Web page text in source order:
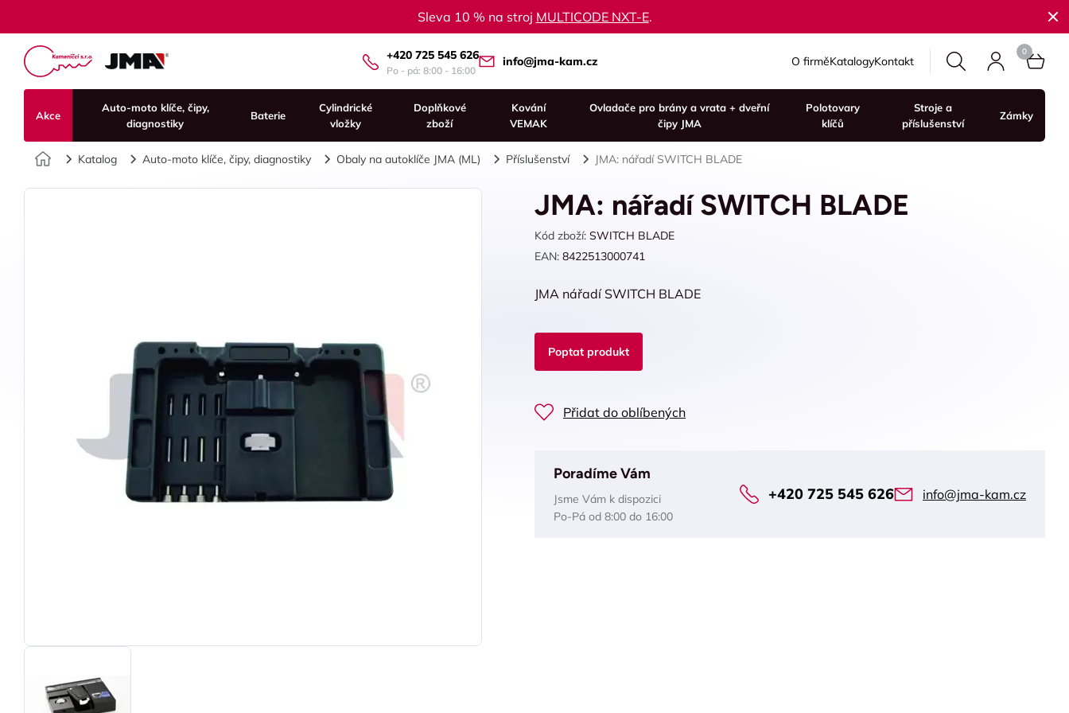
Sleva 10 % na stroj MULTICODE NXT-E.
+420 725 545 626
Po - pá: 8:00 - 16:00
info@jma-kam.cz O firměKatalogyKontakt
Akce
Auto-moto klíče, čipy,
diagnostiky
Baterie
Cylindrické
vložky
Doplňkové
zboží
Kování
VEMAK
Ovladače pro brány a vrata + dveřní
čipy JMA
Polotovary
klíčů
Stroje a
příslušenství
Zámky
Úvod
Katalog Auto-moto klíče, čipy, diagnostiky Obaly na autoklíče JMA (ML) Příslušenství JMA: nářadí SWITCH BLADE
JMA: nářadí SWITCH BLADE
Kód zboží: SWITCH BLADE
EAN: 8422513000741
JMA nářadí SWITCH BLADE
Poptat produkt
Přidat do oblíbených
Poradíme Vám
Jsme Vám k dispozici
Po-Pá od 8:00 do 16:00
+420 725 545 626 info@jma-kam.cz